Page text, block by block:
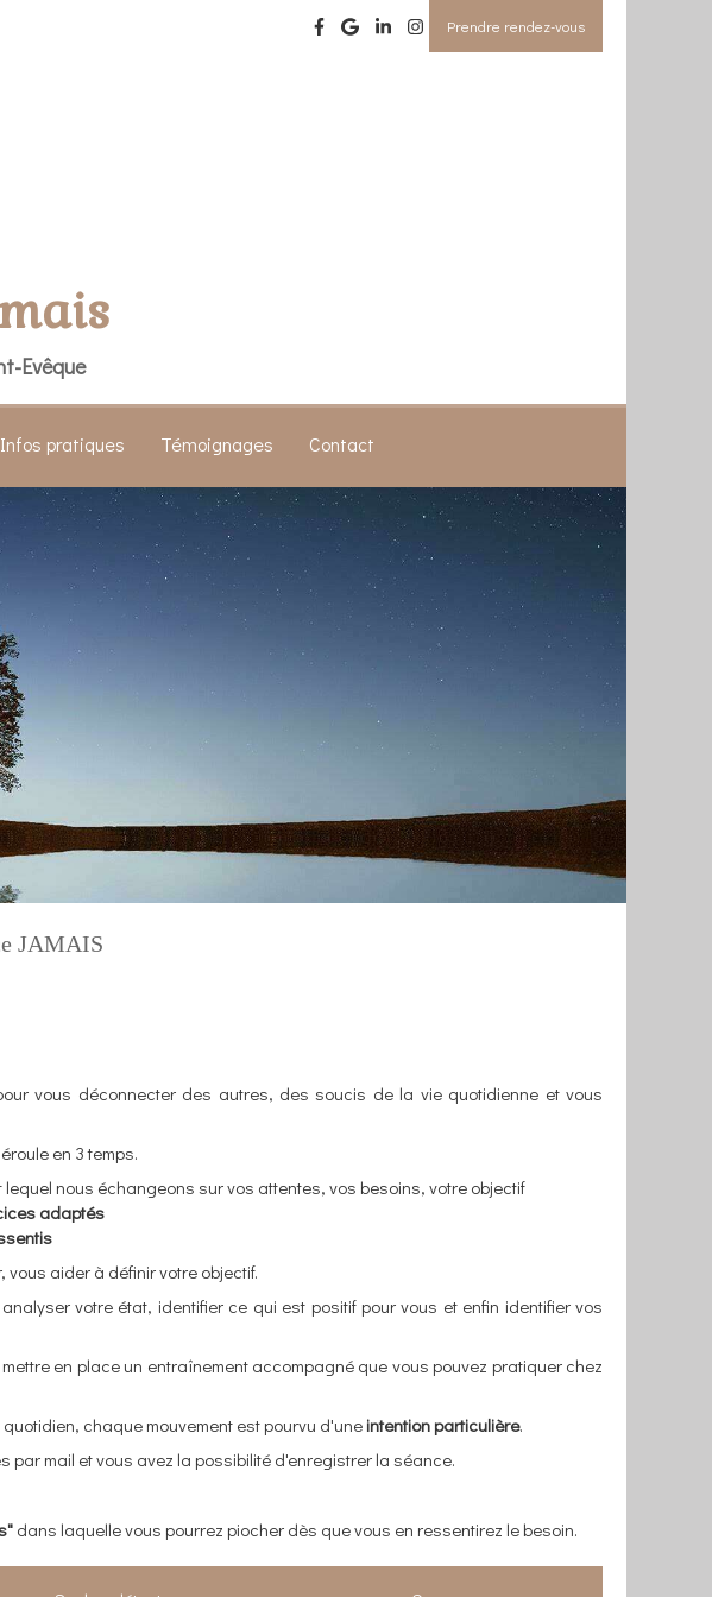
Prendre rendez-vous
Evêque
Infos pratiques Témoignages Contact
JAMAIS
vous déconnecter des autres, des soucis de la vie quotidienne et vous
en 3 temps.
lequel nous échangeons sur vos attentes, vos besoins, votre objectif
adaptés
aider à définir votre objectif.
votre état, identifier ce qui est positif pour vous et enfin identifier vos
en place un entraînement accompagné que vous pouvez pratiquer chez
chaque mouvement est pourvu d'une intention particulière.
par mail et vous avez la possibilité d'enregistrer la séance.
dans laquelle vous pourrez piocher dès que vous en ressentirez le besoin.